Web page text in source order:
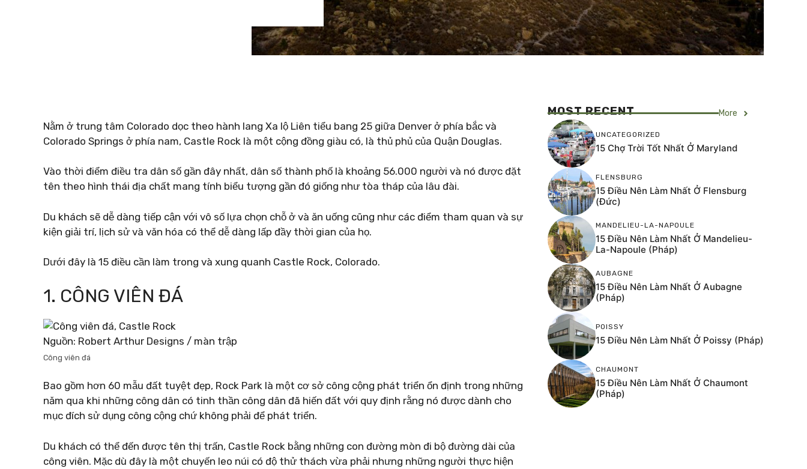
Nằm ở trung tâm Colorado dọc theo hành lang Xa lộ Liên tiểu bang 25 giữa Denver ở phía bắc và
Colorado Springs ở phía nam, Castle Rock là một cộng đồng giàu có, là thủ phủ của Quận Douglas.
Vào thời điểm điều tra dân số gần đây nhất, dân số thành phố là khoảng 56.000 người và nó được đặt
tên theo hình thái địa chất mang tính biểu tượng gần đó giống như tòa tháp của lâu đài.
Du khách sẽ dễ dàng tiếp cận với vô số lựa chọn chỗ ở và ăn uống cũng như các điểm tham quan và sự
kiện giải trí, lịch sử và văn hóa có thể dễ dàng lấp đầy thời gian của họ.
Dưới đây là 15 điều cần làm trong và xung quanh Castle Rock, Colorado.
1. CÔNG VIÊN ĐÁ
Nguồn: Robert Arthur Designs / màn trập
Công viên đá
Bao gồm hơn 60 mẫu đất tuyệt đẹp, Rock Park là một cơ sở công cộng phát triển ổn định trong những
năm qua khi những công dân có tinh thần công dân đã hiến đất với quy định rằng nó được dành cho
mục đích sử dụng công cộng chứ không phải để phát triển.
Du khách có thể đến được tên thị trấn, Castle Rock bằng những con đường mòn đi bộ đường dài của
công viên. Mặc dù đây là một chuyến leo núi có độ thử thách vừa phải nhưng những người thực hiện
MOST RECENT More
UNCATEGORIZED
15 Chợ Trời Tốt Nhất Ở Maryland
FLENSBURG
15 Điều Nên Làm Nhất Ở Flensburg
(Đức)
MANDELIEU-LA-NAPOULE
15 Điều Nên Làm Nhất Ở Mandelieu-
La-Napoule (Pháp)
AUBAGNE
15 Điều Nên Làm Nhất Ở Aubagne
(Pháp)
POISSY
15 Điều Nên Làm Nhất Ở Poissy (Pháp)
CHAUMONT
15 Điều Nên Làm Nhất Ở Chaumont
(Pháp)